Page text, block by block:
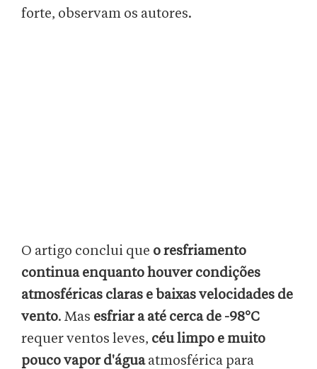
forte, observam os autores.
O artigo conclui que o resfriamento
continua enquanto houver condições
atmosféricas claras e baixas velocidades de
vento. Mas esfriar a até cerca de -98°C
requer ventos leves, céu limpo e muito
pouco vapor d'águaatmosférica para